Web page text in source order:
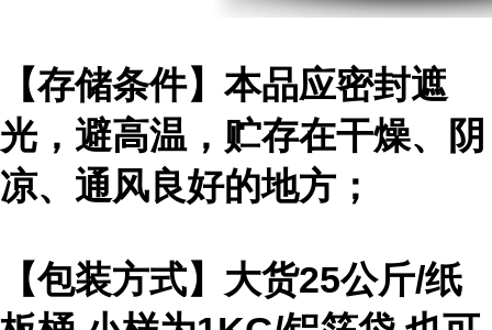
【存储条件】本品应密封遮
光，避高温，贮存在干燥、阴
凉、通风良好的地方；
【包装方式】大货25公斤/纸